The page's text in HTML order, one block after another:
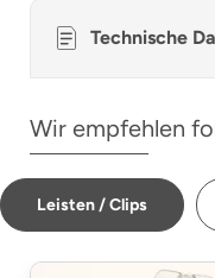
Technische
Wir empfehlen
Leisten / Clips